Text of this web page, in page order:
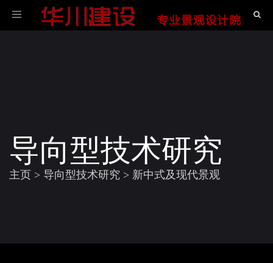
导
导向型技术研究
主页 > 导向型技术研究 > 新中式及现代景观